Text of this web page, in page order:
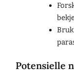
Potensielle